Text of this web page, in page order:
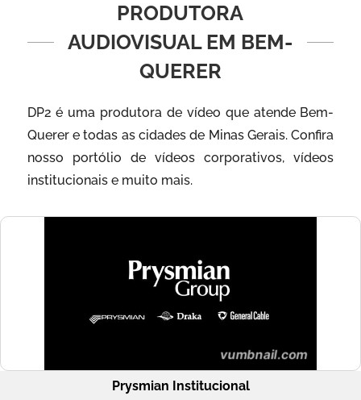
PRODUTORA
AUDIOVISUAL EM BEM-
QUERER
DP2 é uma produtora de vídeo que atende Bem-
Querer e todas as cidades de Minas Gerais. Confira
nosso portólio de vídeos corporativos, vídeos
institucionais e muito mais.
Prysmian Institucional